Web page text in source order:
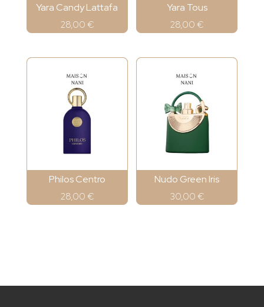
Yara Candy Lattafa
28,00 €
Yara Tous
28,00€
Philos Centro
28,00 €
Nudo Green Iris
30,00 €